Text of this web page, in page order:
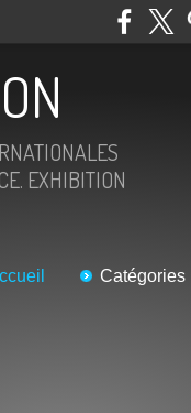
EXHIBITION
Catégories